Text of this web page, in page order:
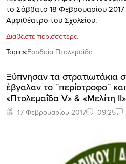
το Σάββατο 18 Φεβρουαρίου
Αμφιθέατρο του Σχολείου.
Διαβάστε περισσότερα
Topics:Εορδαία Πτολεμαΐδα
Ξύπνησαν τα στρατιωτάκια
έβγαλαν το ¨περίστροφο¨
«Πτολεμαΐδα V» & «Μελίτη ΙΙ»
17 Φεβρουαρίου 2017 09:25